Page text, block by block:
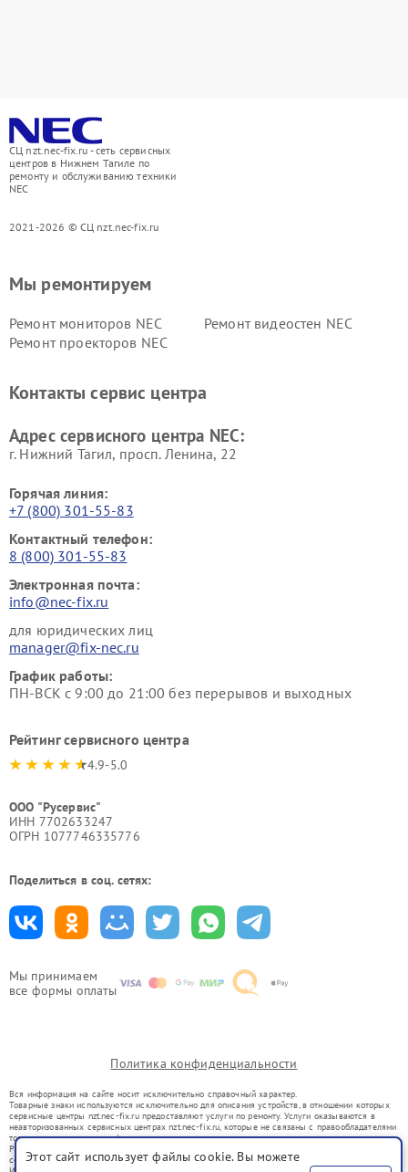
СЦ nzt.nec-fix.ru - сеть сервисных
центров в Нижнем Тагиле по
ремонту и обслуживанию техники
NEC
2021-2026 © СЦ nzt.nec-fix.ru
Мы принимаем
все формы оплаты
Мы ремонтируем
Ремонт мониторов NEC
Ремонт видеостен NEC
Ремонт проекторов NEC
Контакты сервис центра
Адрес сервисного центра NEC:
г. Нижний Тагил, просп. Ленина, 22
Горячая линия:
+7 (800) 301-55-83
Контактный телефон:
8 (800) 301-55-83
Электронная почта:
info@nec-fix.ru
для юридических лиц
manager@fix-nec.ru
График работы:
ПН-ВСК с 9:00 до 21:00 без перерывов и выходных
Рейтинг сервисного центра
4.9-5.0
ООО "Русервис"
ИНН 7702633247
ОГРН 1077746335776
Поделиться в соц. сетях:
Политика конфиденциальности
Вся информация на сайте носит исключительно справочный характер.
Товарные знаки используются исключительно для описания устройств, в отношении которых
сервисные центры nzt.nec-fix.ru предоставляют услуги по ремонту. Услуги оказываются в
неавторизованных сервисных центрах nzt.nec-fix.ru, которые не связаны с правообладателями
товарных знаков или их официальными представителями.
Ремонт осуществляется для устройств, уже введенных в гражданский оборот в соответствии
со статьей 1487 ГК РФ.
Этот сайт использует файлы cookie. Вы можете